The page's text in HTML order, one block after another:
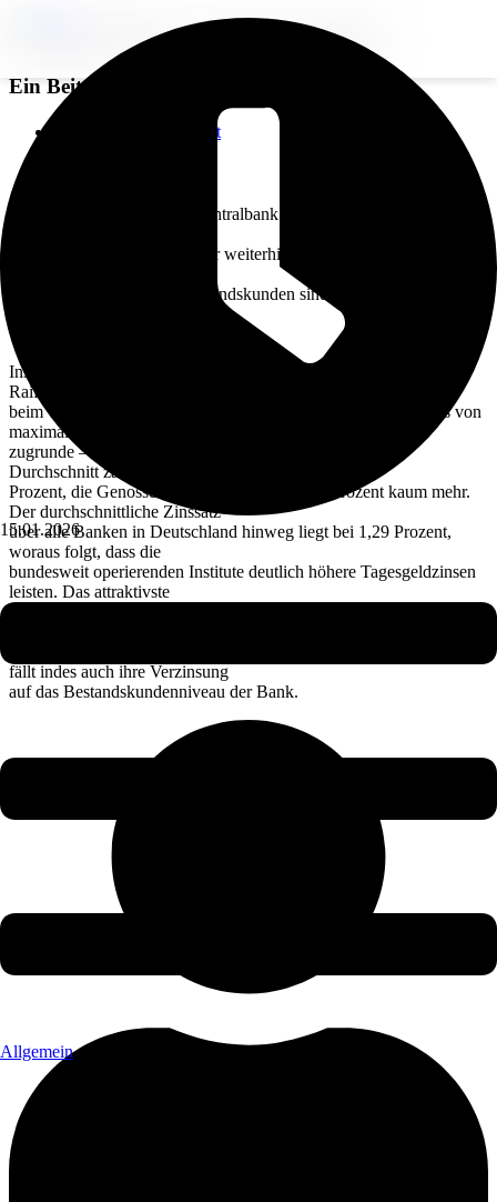
Tagesgeldzinsen erneut gesunken
Ein Beitrag von
Zurück zur Übersicht
15.01.2026
Allgemein
Während die Europäische Zentralbank den Leitzins weiterhin bei
Tagesgeldsparer sich mit einer weiterhin schrumpfenden Verzinsung
wenn sie bei ihrer Bank Bestandskunden sind. Das ergab die
Vergleichsportals.
Insbesondere regionale Geldhäuser, also Sparkassen, Volks- und
Raiffeisenbanken, knausern
beim Tagesgeld. So legen 38 Prozent von ihnen einen Minizins von
maximal 0,25 Prozent
zugrunde – vor einem Jahr waren es nur 24 Prozent. Im
Durchschnitt zahlen die Sparkassen 0,37
Prozent, die Genossenschaftsbanken mit 0,42 Prozent kaum mehr.
Der durchschnittliche Zinssatz
über alle Banken in Deutschland hinweg liegt bei 1,29 Prozent,
woraus folgt, dass die
bundesweit operierenden Institute deutlich höhere Tagesgeldzinsen
leisten. Das attraktivste
fällt indes auch ihre Verzinsung
auf das Bestandskundenniveau der Bank.